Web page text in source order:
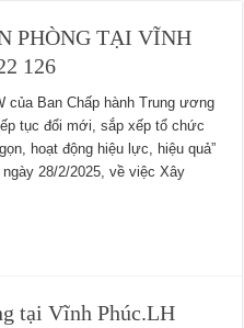
PHÒNG TẠI VĨNH
126
của Ban Chấp hành Trung ương
tục đổi mới, sắp xếp tổ chức
hoạt động hiệu lực, hiệu quả”
28/2/2025, về việc Xây
tại Vĩnh Phúc.LH